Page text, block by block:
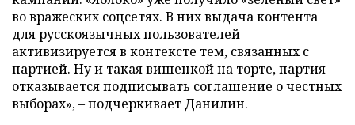
во вражеских соцсетях. В них выдача контента
для русскоязычных пользователей
активизируется в контексте тем, связанных с
партией. Ну и такая вишенкой на торте, партия
отказывается подписывать соглашение о честных
выборах», – подчеркивает Данилин.